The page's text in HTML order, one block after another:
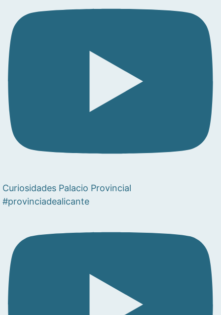
Curiosidades Palacio Provincial
#provinciadealicante